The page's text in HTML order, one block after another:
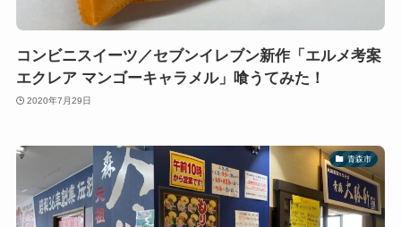
コンビニスイーツ／セブンイレブン新作「エルメ考案
エクレア マンゴーキャラメル」喰うてみた！
2020年7月29日
青森市